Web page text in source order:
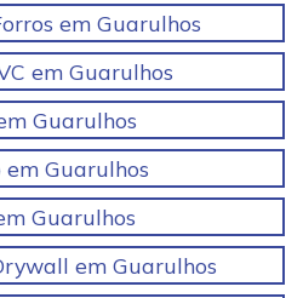
em Guarulhos
em Guarulhos
Guarulhos
em Guarulhos
Guarulhos
em Guarulhos